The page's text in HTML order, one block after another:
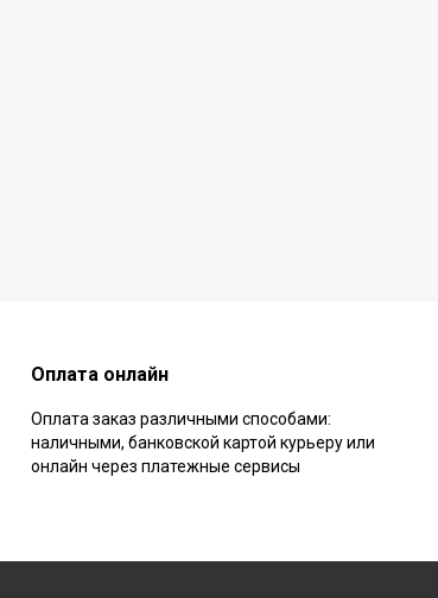
Оплата онлайн
Оплата заказ различными способами:
наличными, банковской картой курьеру или
онлайн через платежные сервисы